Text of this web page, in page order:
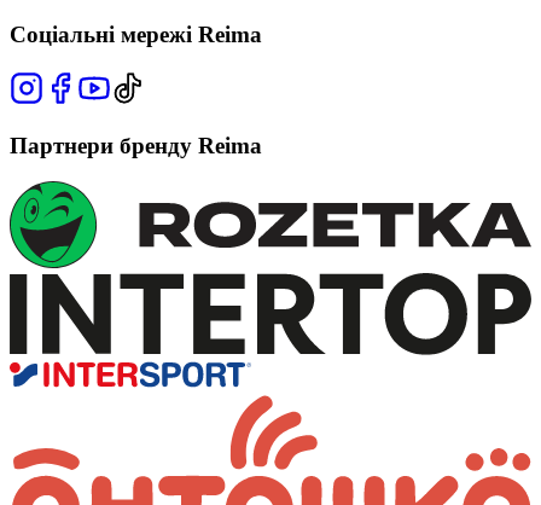
Соціальні мережі Reima
Партнери бренду Reima